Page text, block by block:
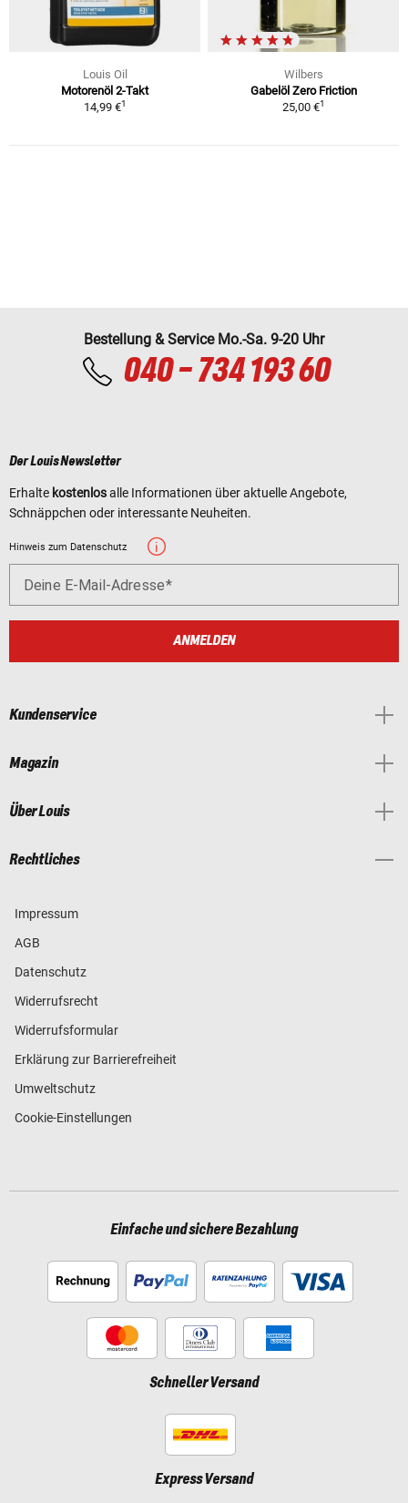
Louis Oil
Motorenöl 2-Takt
14,99 €1
Wilbers
Gabelöl Zero Friction
25,00 €1
Bestellung & Service Mo.-Sa. 9-20 Uhr
040 - 734 193 60
Der Louis Newsletter
Erhalte kostenlosalle Informationen über aktuelle Angebote,
Schnäppchen oder interessante Neuheiten.
Hinweis zum Datenschutz
Deine E-Mail-Adresse
ANMELDEN
Kundenservice
Magazin
Über Louis
Rechtliches
Impressum
AGB
Datenschutz
Widerrufsrecht
Widerrufsformular
Erklärung zur Barrierefreiheit
Umweltschutz
Cookie-Einstellungen
Einfache und sichere Bezahlung
Schneller Versand
Express Versand